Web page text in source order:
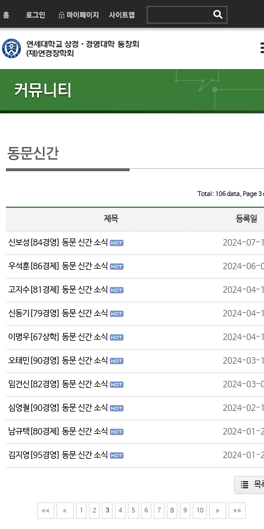
Total: 106 data, Page 3
제목 등록일
신보성[84경영] 동문 신간 소식 2024-07-
우석훈[86경제] 동문 신간 소식 2024-06-
고지수[81경제] 동문 신간 소식 2024-04-
신동기[79경영] 동문 신간 소식 2024-04-
이명우[67상학] 동문 신간 소식 2024-04-
오태민[90경영] 동문 신간 소식 2024-03-
임건신[82경영] 동문 신간 소식 2024-03-
심영철[90경영] 동문 신간 소식 2024-02-
남규택[80경제] 동문 신간 소식 2024-01-
김지영[95경영] 동문 신간 소식 2024-01-
목
1 2 3 4 5 6 7 8 9 10